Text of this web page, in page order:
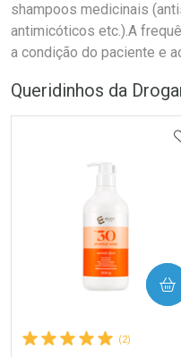
shampoos medicinais
antimicóticos etc.).A
a condição do paciente e
Queridinhos da
(2)
COMPRAR